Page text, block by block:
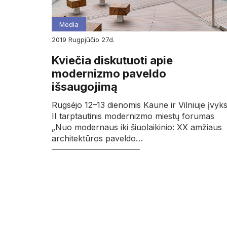
Media
2019
rugpjūčio 27d.
Kviečia diskutuoti apie
modernizmo paveldo
išsaugojimą
Rugsėjo 12–13 dienomis Kaune ir Vilniuje įvyks
II tarptautinis modernizmo miestų forumas
„Nuo modernaus iki šiuolaikinio: XX amžiaus
architektūros paveldo…